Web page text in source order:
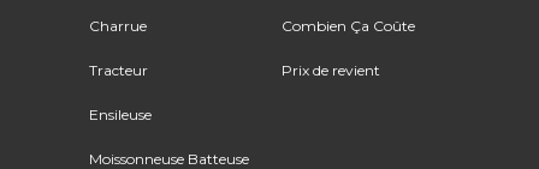
Charrue
Tracteur
Ensileuse
Moissonneuse Batteuse
Combien Ça Coûte
Prix de revient